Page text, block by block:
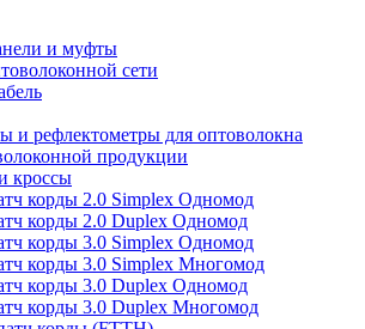
и муфты
сети
и рефлектометры для оптоволокна
продукции
кроссы
корды 2.0 Simplex Одномод
корды 2.0 Duplex Одномод
корды 3.0 Simplex Одномод
корды 3.0 Simplex Многомод
корды 3.0 Duplex Одномод
корды 3.0 Duplex Многомод